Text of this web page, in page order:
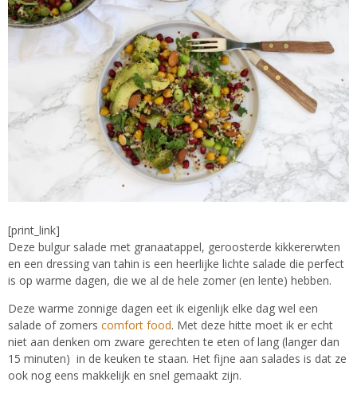
[print_link]
Deze bulgur salade met granaatappel, geroosterde kikkererwten
en een dressing van tahin is een heerlijke lichte salade die perfect
is op warme dagen, die we al de hele zomer (en lente) hebben.
Deze warme zonnige dagen eet ik eigenlijk elke dag wel een
salade of zomers comfort food. Met deze hitte moet ik er echt
niet aan denken om zware gerechten te eten of lang (langer dan
15 minuten) in de keuken te staan. Het fijne aan salades is dat ze
ook nog eens makkelijk en snel gemaakt zijn.